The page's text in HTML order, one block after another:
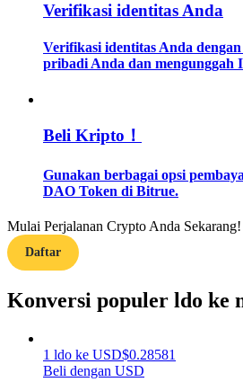
Pelajari cara untuk tetap
Menghasilkan
Verifikasi identitas Anda
Verifikasi identitas Anda
pribadi Anda dan mengunggah
Beli Kripto！
Gunakan berbagai opsi
DAO Token di Bitrue.
Mulai Perjalanan Crypto Anda Sekarang!
Daftar
Konversi populer ldo ke
1 ldo ke USD$0.28581
Beli dengan USD